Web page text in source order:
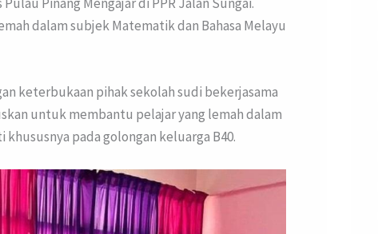
dalam subjek Matematik dan Bahasa Melayu
keterbukaan pihak sekolah sudi bekerjasama
untuk membantu pelajar yang lemah dalam
pada golongan keluarga B40.